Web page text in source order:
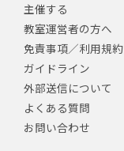
主催する
教室運営者の方へ
免責事項／利用規約
ガイドライン
外部送信について
よくある質問
お問い合わせ